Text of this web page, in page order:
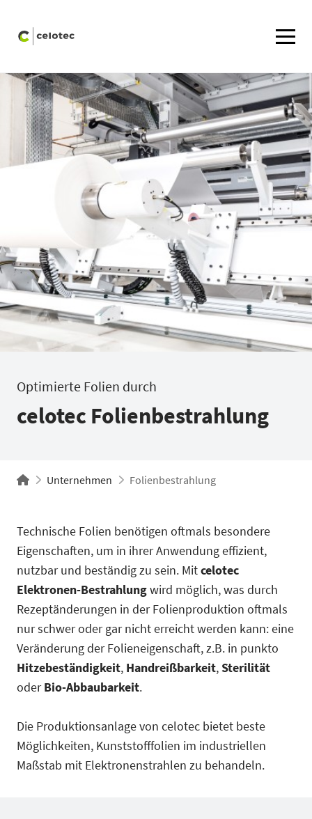
Optimierte Folien durch
celotec Folienbestrahlung
Unternehmen Folienbestrahlung
Technische Folien benötigen oftmals besondere
Eigenschaften, um in ihrer Anwendung effizient,
nutzbar und beständig zu sein. Mitcelotec
Elektronen-Bestrahlungwird möglich, was durch
Rezeptänderungen in der Folienproduktion oftmals
nur schwer oder gar nicht erreicht werden kann: eine
Veränderung der Folieneigenschaft, z.B. in punkto
Hitzebeständigkeit, Handreißbarkeit,Sterilität
oderBio-Abbaubarkeit.
Die Produktionsanlage von celotec bietet beste
Möglichkeiten, Kunststofffolien im industriellen
Maßstab mit Elektronenstrahlen zu behandeln.